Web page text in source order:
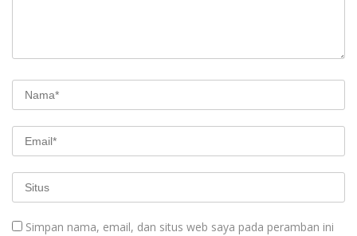
Simpan nama, email, dan situs web saya pada peramban ini